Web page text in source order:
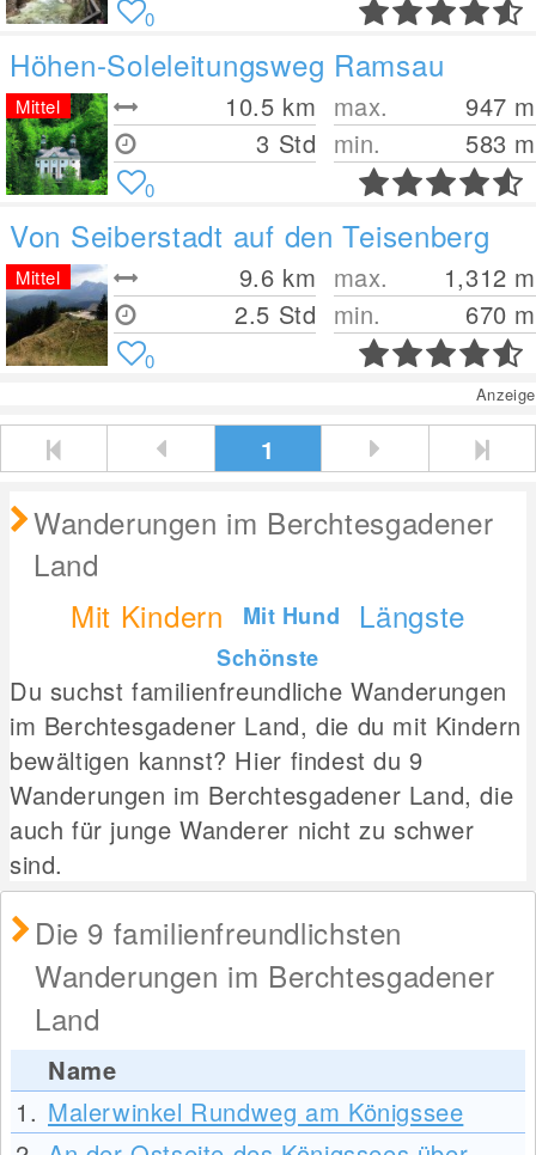
0
Höhen-Soleleitungsweg Ramsau
10.5 km
3 Std
max. 947 m
min.
583 m
Mittel
0
Von Seiberstadt auf den Teisenberg
9.6 km
2.5 Std
max. 1,312 m
min.
670 m
Mittel
0
Anzeige
1
Wanderungen im Berchtesgadener
Land
Mit Kindern
Mit Hund Längste
Schönste
Du suchst familienfreundliche Wanderungen
im Berchtesgadener Land, die du mit Kindern
bewältigen kannst? Hier findest du 9
Wanderungen im Berchtesgadener Land, die
auch für junge Wanderer nicht zu schwer
sind.
Die 9 familienfreundlichsten
Wanderungen im Berchtesgadener
Land
Name
1. Malerwinkel Rundweg am Königssee